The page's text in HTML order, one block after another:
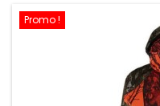
Promo !